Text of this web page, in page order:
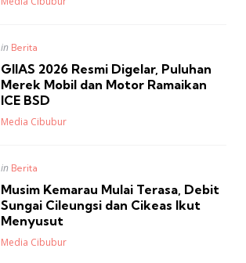
Posted
in Berita
GIIAS 2026 Resmi Digelar, Puluhan
Merek Mobil dan Motor Ramaikan
ICE BSD
Posted
Media Cibubur
Posted
in Berita
Musim Kemarau Mulai Terasa, Debit
Sungai Cileungsi dan Cikeas Ikut
Menyusut
Posted
Media Cibubur